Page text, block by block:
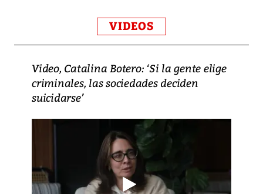
VIDEOS
Video, Catalina Botero: ‘Si la gente elige
criminales, las sociedades deciden
suicidarse’